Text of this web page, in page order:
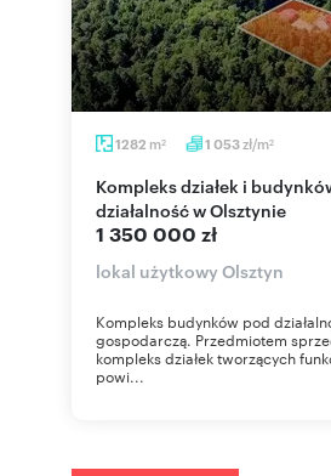
1282 m2 1 053zł/m2
Kompleks działek i budynków pod
działalność w Olsztynie
1 350 000 zł
lokal użytkowy Olsztyn
Kompleks budynków pod
gospodarczą. Przedmiotem
kompleks działek tworzących
powi...